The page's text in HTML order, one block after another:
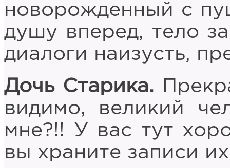
новорожденный с
душу вперед, тело
диалоги наизусть,
Дочь Старика.
видимо, великий
мне?!! У вас тут
вы храните записи